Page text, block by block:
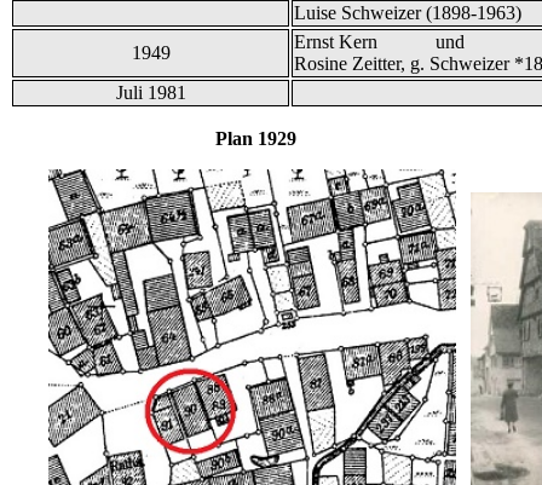
Luise Schweizer (1898-1963)
1949
Ernst Kern und
Rosine Zeitter, g. Schweizer
Juli 1981
Plan 1929